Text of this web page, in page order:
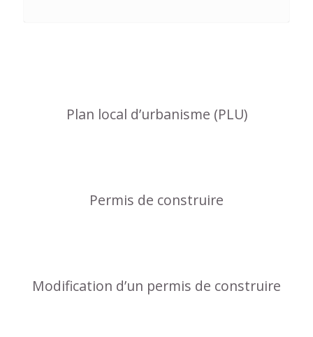
Plan local d’urbanisme (PLU)
Permis de construire
Modification d’un permis de construire